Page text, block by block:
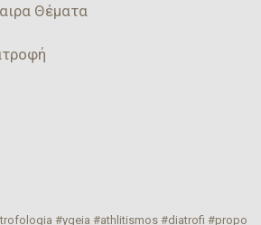
Θέματα
#ygeia #athlitismos #diatrofi